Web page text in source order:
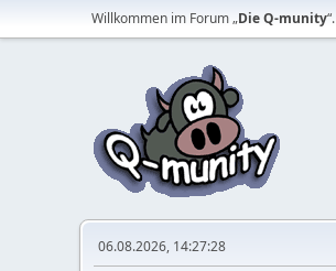
Willkommen im Forum „Die Q-munity“.
06.08.2026, 14:27:28